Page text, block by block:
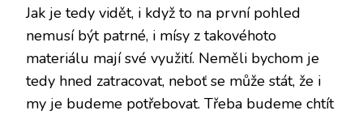
Jak je tedy vidět, i když to na první pohled
nemusí být patrné, i mísy z takovéhoto
materiálu mají své využití. Neměli bychom je
tedy hned zatracovat, neboť se může stát, že i
my je budeme potřebovat. Třeba budeme chtít